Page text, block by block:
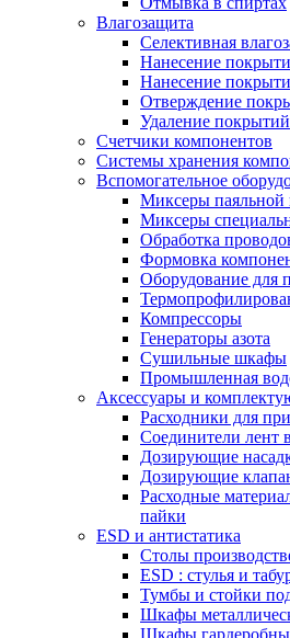
Влагозащита
Селективная
Нанесение
Нанесение
Отверждение
Удаление покрытий
Счетчики компонентов
Системы хранения
Вспомогательное
Миксеры паяльной
Миксеры
Обработка
Формовка
Оборудование для
Компрессоры
Генераторы азота
Сушильные шкафы
Промышленная
Аксессуары и
Расходники для
Соединители лент
Дозирующие
Дозирующие
Расходные
пайки
ESD и антистатика
Столы
ESD : cтулья и
Тумбы и стойки
Шкафы
Шкафы